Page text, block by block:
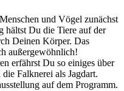
und Vögel zunächst
hältst Du die Tiere auf der
Deinen Körper. Das
außergewöhnlich!
erfährst Du so einiges über
die Falknerei als Jagdart.
auf dem Programm.